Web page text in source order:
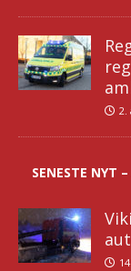
2.
SENESTE NYT